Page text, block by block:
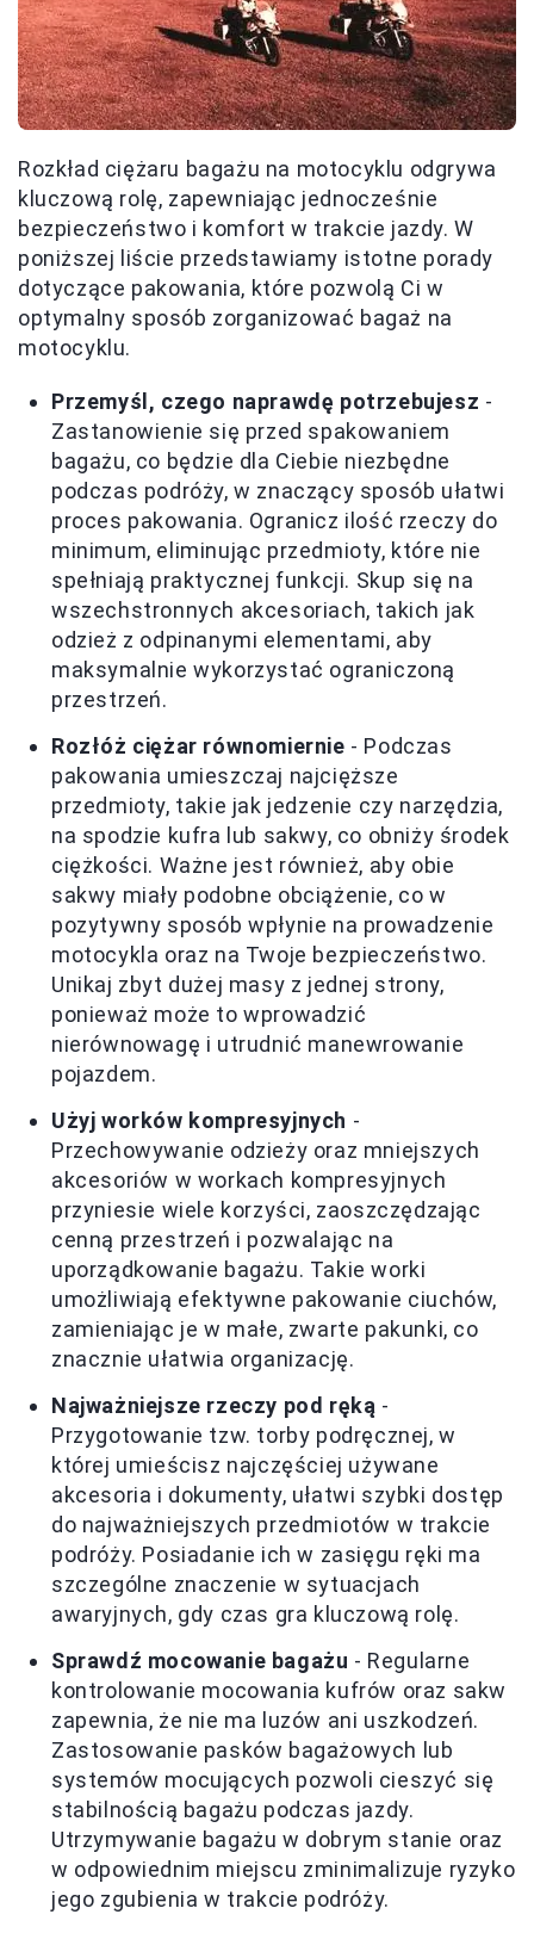
Rozkład ciężaru bagażu na motocyklu odgrywa
kluczową rolę, zapewniając jednocześnie
bezpieczeństwo i komfort w trakcie jazdy. W
poniższej liście przedstawiamy istotne porady
dotyczące pakowania, które pozwolą Ci w
optymalny sposób zorganizować bagaż na
motocyklu.
Przemyśl, czego naprawdę potrzebujesz -
Zastanowienie się przed spakowaniem
bagażu, co będzie dla Ciebie niezbędne
podczas podróży, w znaczący sposób ułatwi
proces pakowania. Ogranicz ilość rzeczy do
minimum, eliminując przedmioty, które nie
spełniają praktycznej funkcji. Skup się na
wszechstronnych akcesoriach, takich jak
odzież z odpinanymi elementami, aby
maksymalnie wykorzystać ograniczoną
przestrzeń.
Rozłóż ciężar równomiernie - Podczas
pakowania umieszczaj najcięższe
przedmioty, takie jak jedzenie czy narzędzia,
na spodzie kufra lub sakwy, co obniży środek
ciężkości. Ważne jest również, aby obie
sakwy miały podobne obciążenie, co w
pozytywny sposób wpłynie na prowadzenie
motocykla oraz na Twoje bezpieczeństwo.
Unikaj zbyt dużej masy z jednej strony,
ponieważ może to wprowadzić
nierównowagę i utrudnić manewrowanie
pojazdem.
Użyj worków kompresyjnych -
Przechowywanie odzieży oraz mniejszych
akcesoriów w workach kompresyjnych
przyniesie wiele korzyści, zaoszczędzając
cenną przestrzeń i pozwalając na
uporządkowanie bagażu. Takie worki
umożliwiają efektywne pakowanie ciuchów,
zamieniając je w małe, zwarte pakunki, co
znacznie ułatwia organizację.
Najważniejsze rzeczy pod ręką -
Przygotowanie tzw. torby podręcznej, w
której umieścisz najczęściej używane
akcesoria i dokumenty, ułatwi szybki dostęp
do najważniejszych przedmiotów w trakcie
podróży. Posiadanie ich w zasięgu ręki ma
szczególne znaczenie w sytuacjach
awaryjnych, gdy czas gra kluczową rolę.
Sprawdź mocowanie bagażu - Regularne
kontrolowanie mocowania kufrów oraz sakw
zapewnia, że nie ma luzów ani uszkodzeń.
Zastosowanie pasków bagażowych lub
systemów mocujących pozwoli cieszyć się
stabilnością bagażu podczas jazdy.
Utrzymywanie bagażu w dobrym stanie oraz
w odpowiednim miejscu zminimalizuje ryzyko
jego zgubienia w trakcie podróży.